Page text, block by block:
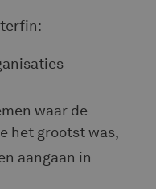
waar de
het grootst was,
aangaan in